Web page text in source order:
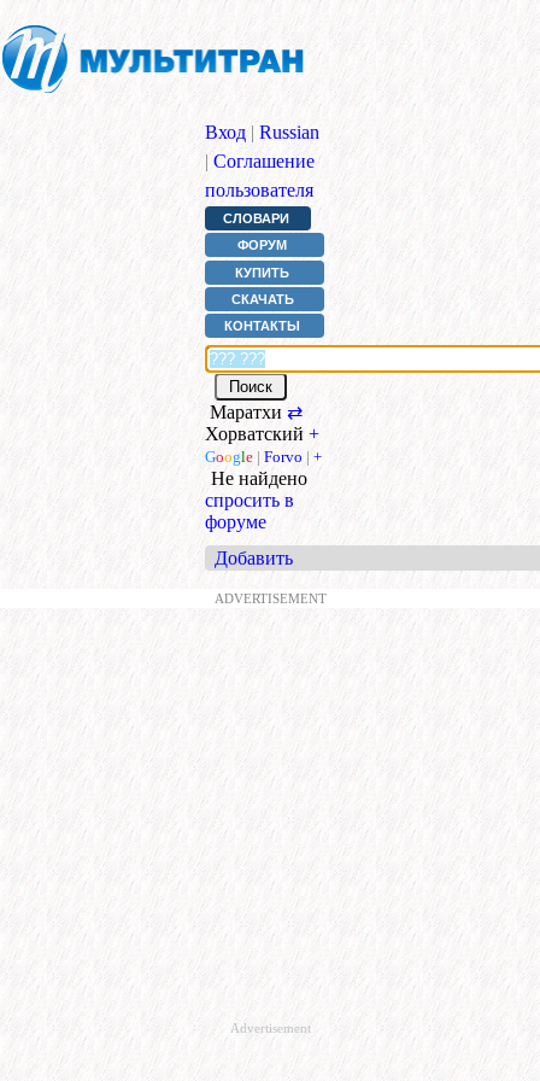
Вход | Russian
| Соглашение
пользователя
СЛОВАРИ
ФОРУМ
КУПИТЬ
СКАЧАТЬ
КОНТАКТЫ
Маратхи ⇄
Хорватский +
Google | Forvo | +
Не найдено
спросить в
форуме
Добавить
ADVERTISEMENT
Advertisement